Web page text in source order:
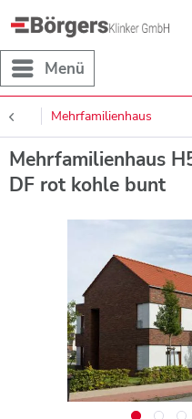
Menü
Mehrfamilienhaus
Mehrfamilienhaus
DF rot kohle bunt